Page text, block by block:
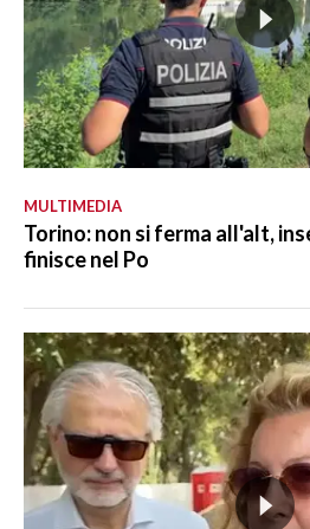
MULTIMEDIA
Torino: non si ferma all'alt,
finisce nel Po